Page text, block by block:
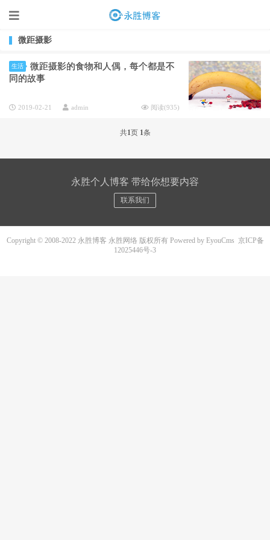
微距摄影
生活
微距摄影的食物和人偶，每个都是不
同的故事
2019-02-21 admin 阅读(935)
共1页 1条
永胜个人博客 带给你想要内容
联系我们
Copyright © 2008-2022 永胜博客 永胜网络 版权所有Powered by EyouCms 京ICP备
12025446号-3